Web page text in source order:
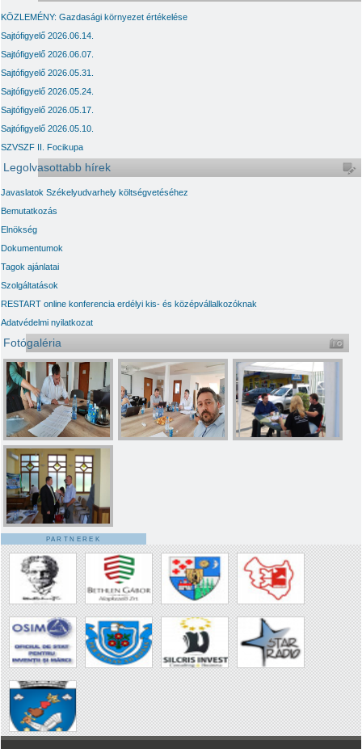
KÖZLEMÉNY: Gazdasági környezet értékelése
Sajtófigyelő 2026.06.14.
Sajtófigyelő 2026.06.07.
Sajtófigyelő 2026.05.31.
Sajtófigyelő 2026.05.24.
Sajtófigyelő 2026.05.17.
Sajtófigyelő 2026.05.10.
SZVSZF II. Focikupa
Legolvasottabb hírek
Javaslatok Székelyudvarhely költségvetéséhez
Bemutatkozás
Elnökség
Dokumentumok
Tagok ajánlatai
Szolgáltatások
RESTART online konferencia erdélyi kis- és középvállalkozóknak
Adatvédelmi nyilatkozat
Fotógaléria
PARTNEREK